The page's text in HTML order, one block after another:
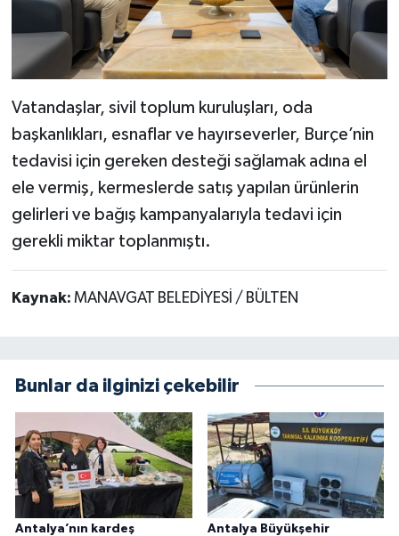
Vatandaşlar, sivil toplum kuruluşları, oda
başkanlıkları, esnaflar ve hayırseverler, Burçe’nin
tedavisi için gereken desteği sağlamak adına el
ele vermiş, kermeslerde satış yapılan ürünlerin
gelirleri ve bağış kampanyalarıyla tedavi için
gerekli miktar toplanmıştı.
Kaynak: MANAVGAT BELEDİYESİ / BÜLTEN
Bunlar da ilginizi çekebilir
Antalya’nın kardeş Antalya Büyükşehir